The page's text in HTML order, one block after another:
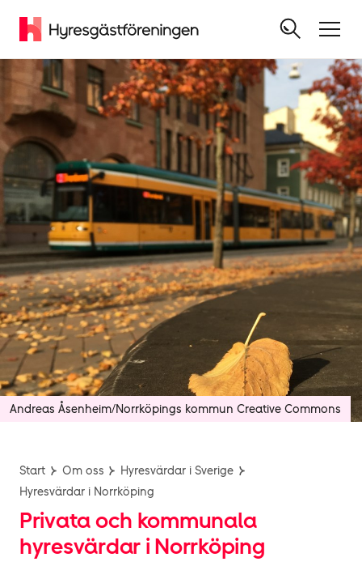
Andreas Åsenheim/Norrköpings kommun Creative Commons
Start Om oss
Hyresvärdar i Sverige
Hyresvärdar i Norrköping
Privata och kommunala
hyresvärdar i Norrköping